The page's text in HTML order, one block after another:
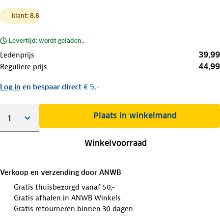
klant: 8.8
Levertijd: wordt geladen..
Ledenprijs 39,99
Reguliere prijs 44,99
Log in en bespaar direct € 5,-
Plaats in winkelmand
Winkelvoorraad
Verkoop en verzending door ANWB
Gratis thuisbezorgd vanaf 50,-
Gratis afhalen in ANWB Winkels
Gratis retourneren binnen 30 dagen